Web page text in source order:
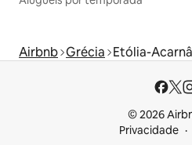
Airbnb Grécia Etólia-
© 2026
Privacidade